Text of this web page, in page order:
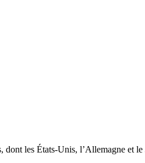
les États-Unis, l’Allemagne et le